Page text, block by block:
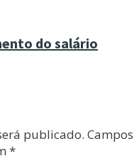
do salário
publicado. Campos
*